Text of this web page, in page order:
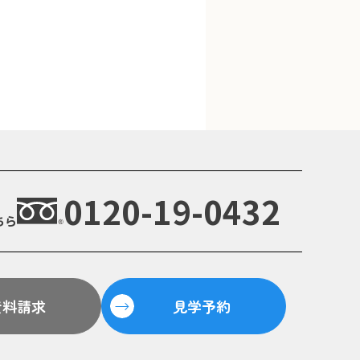
ら 0120-19-0432
請求 見学予約